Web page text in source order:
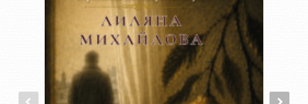
Историите може да ви заприличат на приказки, но са се
случили наистина. Случили са се, защото 50 българки от
различни времена са се осмелили да отстояват себе си.
50 истории + 10 интерактивни раздела с тестове, игри и
допълнителна информация